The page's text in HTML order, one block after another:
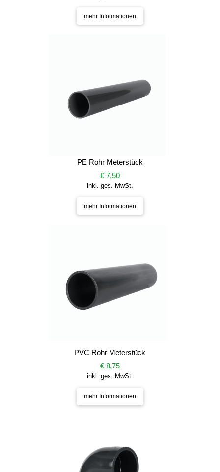
mehr Informationen
PE Rohr Meterstück
€ 7,50
inkl. ges. MwSt.
mehr Informationen
PVC Rohr Meterstück
€ 8,75
inkl. ges. MwSt.
mehr Informationen